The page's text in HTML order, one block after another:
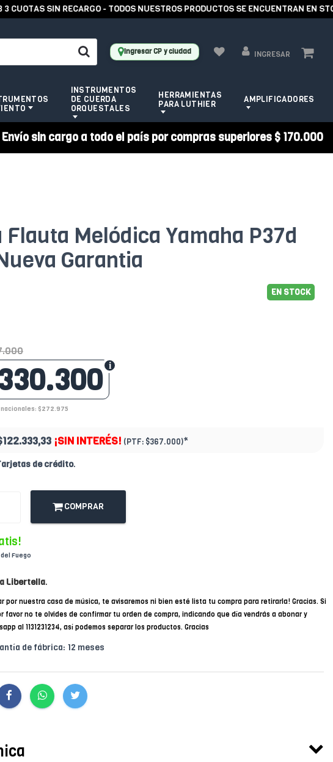
SIN RECARGO - TODOS NUESTROS PRODUCTOS SE ENCUENTRAN EN STOCK
Ingresar CP y ciudad INGRESAR
INSTRUMENTOS
DE CUERDA
ORQUESTALES
HERRAMIENTAS
PARA LUTHIER
AMPLIFICADORES
Envío sin cargo a todo el país por compras superiores $ 170.000
Flauta Melódica Yamaha P37d
Garantia
EN STOCK
$272.975
¡SIN INTERÉS! (PTF: $367.000)*
de crédito.
COMPRAR
Fuego
Libertella.
por nuestra casa de música, te avisaremos ni bien esté lista tu compra para retirarla! Gracias. Si
favor no te olvides de confirmar tu orden de compra, indicando que día vendrás a abonar y
al 1131231234, así podemos separar los productos. Gracias
de fábrica: 12 meses